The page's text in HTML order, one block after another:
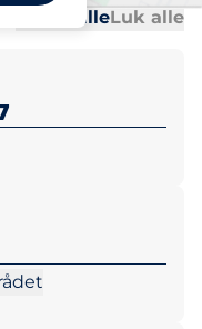
Udvid alleLuk alle